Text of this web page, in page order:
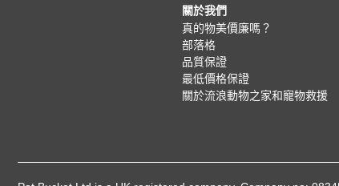
關於我們
真的物美價廉嗎？
部落格
品質保證
最低價格保證
關於流浪動物之家和寵物救援